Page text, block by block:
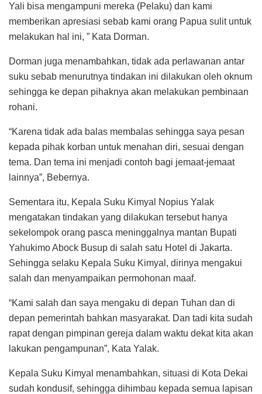
Yali bisa mengampuni mereka (Pelaku) dan kami
memberikan apresiasi sebab kami orang Papua sulit untuk
melakukan hal ini, ” Kata Dorman.
Dorman juga menambahkan, tidak ada perlawanan antar
suku sebab menurutnya tindakan ini dilakukan oleh oknum
sehingga ke depan pihaknya akan melakukan pembinaan
rohani.
“Karena tidak ada balas membalas sehingga saya pesan
kepada pihak korban untuk menahan diri, sesuai dengan
tema. Dan tema ini menjadi contoh bagi jemaat-jemaat
lainnya”, Bebernya.
Sementara itu, Kepala Suku Kimyal Nopius Yalak
mengatakan tindakan yang dilakukan tersebut hanya
sekelompok orang pasca meninggalnya mantan Bupati
Yahukimo Abock Busup di salah satu Hotel di Jakarta.
Sehingga selaku Kepala Suku Kimyal, dirinya mengakui
salah dan menyampaikan permohonan maaf.
“Kami salah dan saya mengaku di depan Tuhan dan di
depan pemerintah bahkan masyarakat. Dan tadi kita sudah
rapat dengan pimpinan gereja dalam waktu dekat kita akan
lakukan pengampunan”, Kata Yalak.
Kepala Suku Kimyal menambahkan, situasi di Kota Dekai
sudah kondusif, sehingga dihimbau kepada semua lapisan